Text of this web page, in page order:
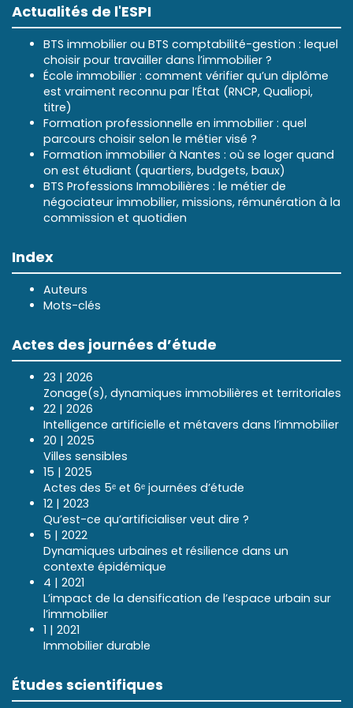
Actualités de l'ESPI
BTS immobilier ou BTS comptabilité-gestion : lequel
choisir pour travailler dans l’immobilier ?
École immobilier : comment vérifier qu’un diplôme
est vraiment reconnu par l’État (RNCP, Qualiopi,
titre)
Formation professionnelle en immobilier : quel
parcours choisir selon le métier visé ?
Formation immobilier à Nantes : où se loger quand
on est étudiant (quartiers, budgets, baux)
BTS Professions Immobilières : le métier de
négociateur immobilier, missions, rémunération à la
commission et quotidien
Index
Auteurs
Mots-clés
Actes des journées d’étude
23 | 2026
Zonage(s), dynamiques immobilières et territoriales
22 | 2026
Intelligence artificielle et métavers dans l’immobilier
20 | 2025
Villes sensibles
15 | 2025
Actes des 5ᵉ et 6ᵉ journées d’étude
12 | 2023
Qu’est-ce qu’artificialiser veut dire ?
5 | 2022
Dynamiques urbaines et résilience dans un
contexte épidémique
4 | 2021
L’impact de la densification de l’espace urbain sur
l’immobilier
1 | 2021
Immobilier durable
Études scientifiques